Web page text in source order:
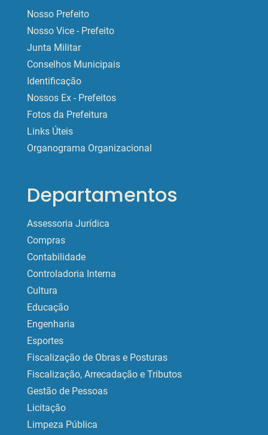
Nosso Prefeito
Nosso Vice - Prefeito
Junta Militar
Conselhos Municipais
Identificação
Nossos Ex - Prefeitos
Fotos da Prefeitura
Links Úteis
Organograma Organizacional
Departamentos
Assessoria Jurídica
Compras
Contabilidade
Controladoria Interna
Cultura
Educação
Engenharia
Esportes
Fiscalização de Obras e Posturas
Fiscalização, Arrecadação e Tributos
Gestão de Pessoas
Licitação
Limpeza Pública